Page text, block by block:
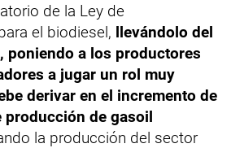
de la Ley de
el biodiesel, llevándolo del
poniendo a los productores
a jugar un rol muy
derivar en el incremento de
producción de gasoil
la producción del sector